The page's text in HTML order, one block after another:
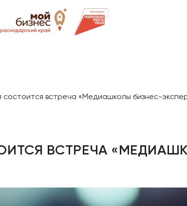
состоится встреча «Медиашколы бизнес-
ВСТРЕЧА